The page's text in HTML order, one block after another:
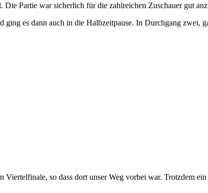
Partie war sicherlich für die zahlreichen Zuschauer gut
es dann auch in die Halbzeitpause. In Durchgang zwei,
so dass dort unser Weg vorbei war. Trotzdem